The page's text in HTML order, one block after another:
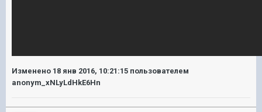
Изменено 18 янв 2016, 10:21:15 пользователем
anonym_xNLyLdHkE6Hn